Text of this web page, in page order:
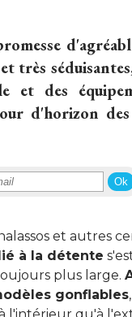
très
et des
d'horizon des
Ok
et autres
à la détente
plus large.
gonflables